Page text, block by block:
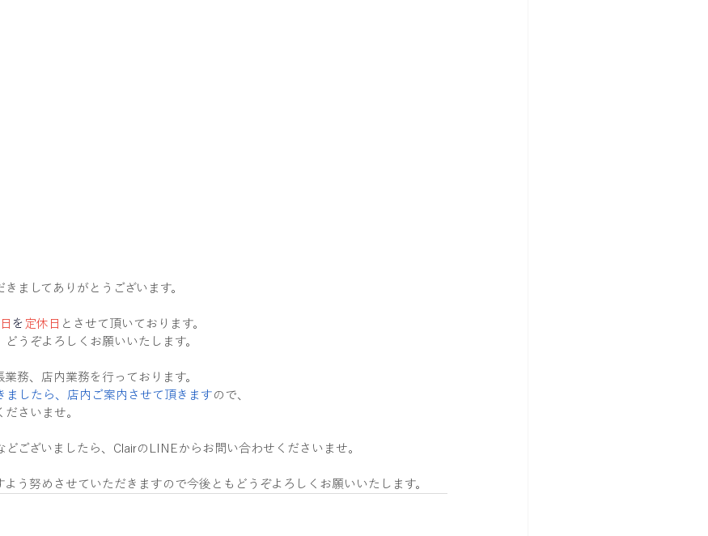
ましてありがとうございます。
を 定休日 とさせて頂いております。
うぞよろしくお願いいたします。
務、店内業務を行っております。
ましたら、店内ご案内させて頂きますので、
さいませ。
ございましたら、ClairのLINEからお問い合わせくださいませ。
よう努めさせていただきますので今後ともどうぞよろしくお願いいたします。